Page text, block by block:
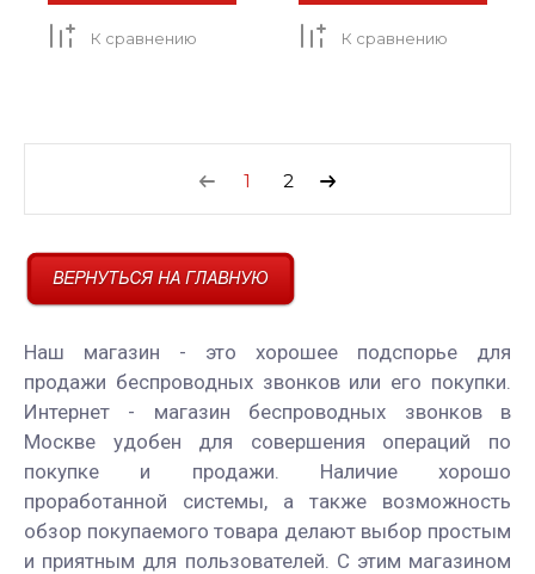
К сравнению К сравнению
1 2
Наш магазин - это хорошее подспорье для
продажи беспроводных звонков или его покупки.
Интернет - магазин беспроводных звонков в
Москве удобен для совершения операций по
покупке и продажи. Наличие хорошо
проработанной системы, а также возможность
обзор покупаемого товара делают выбор простым
и приятным для пользователей. С этим магазином